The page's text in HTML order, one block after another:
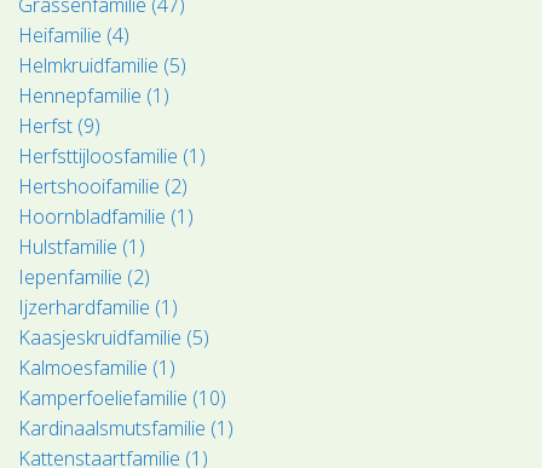
Heifamilie (4)
Helmkruidfamilie (5)
Hennepfamilie (1)
Herfst (9)
Herfsttijloosfamilie (1)
Hertshooifamilie (2)
Hoornbladfamilie (1)
Hulstfamilie (1)
Iepenfamilie (2)
Ijzerhardfamilie (1)
Kaasjeskruidfamilie (5)
Kalmoesfamilie (1)
Kamperfoeliefamilie (10)
Kardinaalsmutsfamilie (1)
Kattenstaartfamilie (1)